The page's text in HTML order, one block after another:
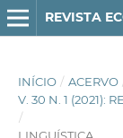
REVISTA
INÍCIO / ACERVO
V. 30 N. 1 (2021):
/